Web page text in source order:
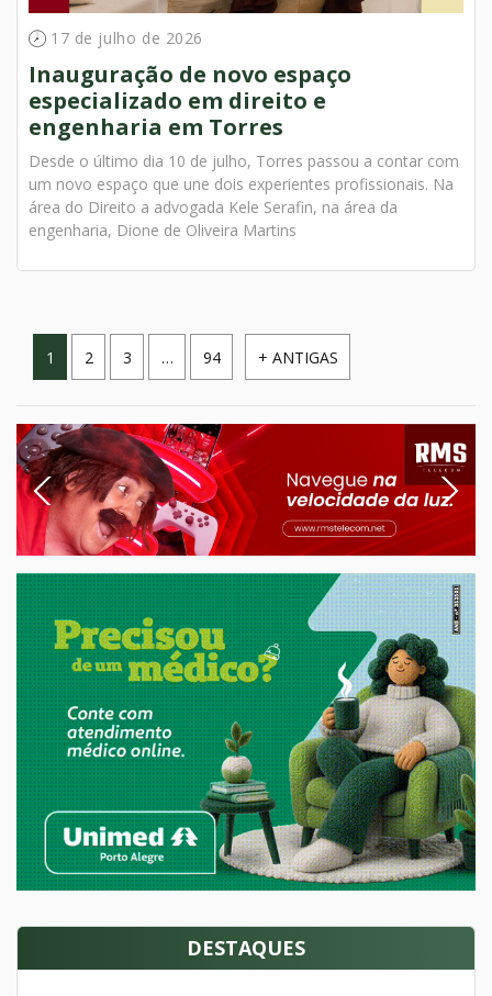
17 de julho de 2026
Inauguração de novo espaço
especializado em direito e
engenharia em Torres
Desde o último dia 10 de julho, Torres passou a contar com
um novo espaço que une dois experientes profissionais. Na
área do Direito a advogada Kele Serafin, na área da
engenharia, Dione de Oliveira Martins
Paginação
de
posts
1 2 3 … 94 + ANTIGAS
Previous Next
DESTAQUES